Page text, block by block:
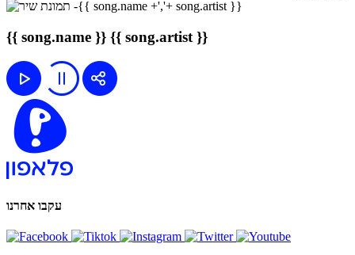
{{ song.name }} {{ song.artist }}
עקבו אחרנו